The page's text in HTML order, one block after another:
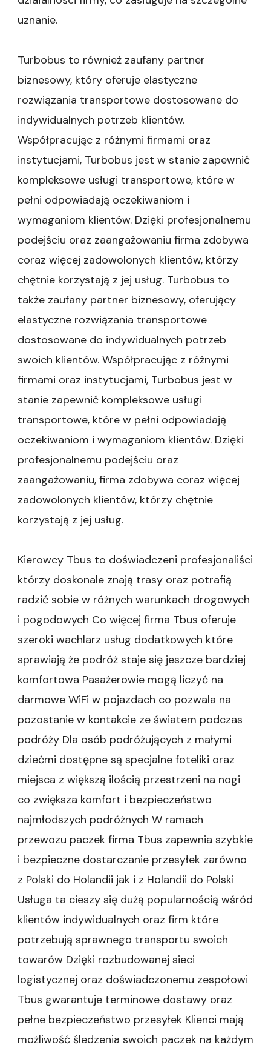
uznanie.
Turbobus to również zaufany partner
biznesowy, który oferuje elastyczne
rozwiązania transportowe dostosowane do
indywidualnych potrzeb klientów.
Współpracując z różnymi firmami oraz
instytucjami, Turbobus jest w stanie zapewnić
kompleksowe usługi transportowe, które w
pełni odpowiadają oczekiwaniom i
wymaganiom klientów. Dzięki profesjonalnemu
podejściu oraz zaangażowaniu firma zdobywa
coraz więcej zadowolonych klientów, którzy
chętnie korzystają z jej usług. Turbobus to
także zaufany partner biznesowy, oferujący
elastyczne rozwiązania transportowe
dostosowane do indywidualnych potrzeb
swoich klientów. Współpracując z różnymi
firmami oraz instytucjami, Turbobus jest w
stanie zapewnić kompleksowe usługi
transportowe, które w pełni odpowiadają
oczekiwaniom i wymaganiom klientów. Dzięki
profesjonalnemu podejściu oraz
zaangażowaniu, firma zdobywa coraz więcej
zadowolonych klientów, którzy chętnie
korzystają z jej usług.
Kierowcy Tbus to doświadczeni profesjonaliści
którzy doskonale znają trasy oraz potrafią
radzić sobie w różnych warunkach drogowych
i pogodowych Co więcej firma Tbus oferuje
szeroki wachlarz usług dodatkowych które
sprawiają że podróż staje się jeszcze bardziej
komfortowa Pasażerowie mogą liczyć na
darmowe WiFi w pojazdach co pozwala na
pozostanie w kontakcie ze światem podczas
podróży Dla osób podróżujących z małymi
dziećmi dostępne są specjalne foteliki oraz
miejsca z większą ilością przestrzeni na nogi
co zwiększa komfort i bezpieczeństwo
najmłodszych podróżnych W ramach
przewozu paczek firma Tbus zapewnia szybkie
i bezpieczne dostarczanie przesyłek zarówno
z Polski do Holandii jak i z Holandii do Polski
Usługa ta cieszy się dużą popularnością wśród
klientów indywidualnych oraz firm które
potrzebują sprawnego transportu swoich
towarów Dzięki rozbudowanej sieci
logistycznej oraz doświadczonemu zespołowi
Tbus gwarantuje terminowe dostawy oraz
pełne bezpieczeństwo przesyłek Klienci mają
możliwość śledzenia swoich paczek na każdym